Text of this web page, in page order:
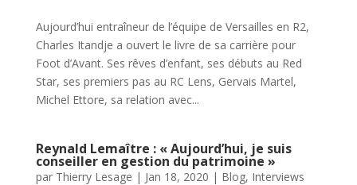
Aujourd’hui entraîneur de l’équipe de Versailles en R2,
Charles Itandje a ouvert le livre de sa carrière pour
Foot d’Avant. Ses rêves d’enfant, ses débuts au Red
Star, ses premiers pas au RC Lens, Gervais Martel,
Michel Ettore, sa relation avec...
Reynald Lemaître : « Aujourd’hui, je suis
conseiller en gestion du patrimoine »
par Thierry Lesage | Jan 18, 2020 | Blog, Interviews